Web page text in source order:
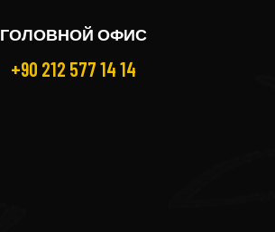
ГОЛОВНОЙ ОФИС
+90 212 577 14 14